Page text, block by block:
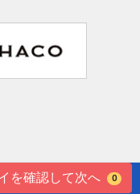
を確認して次へ 0